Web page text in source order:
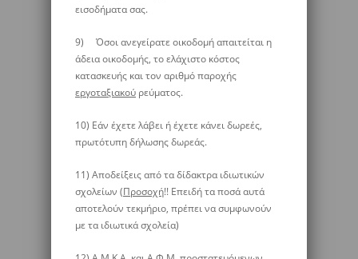
εισοδήματα σας.
9) Όσοι ανεγείρατε οικοδομή απαιτείται η
άδεια οικοδομής, το ελάχιστο κόστος
κατασκευής και τον αριθμό παροχής
εργοταξιακού ρεύματος.
10) Εάν έχετε λάβει ή έχετε κάνει δωρεές,
πρωτότυπη δήλωσης δωρεάς.
11) Αποδείξεις από τα δίδακτρα ιδιωτικών
σχολείων (Προσοχή!! Επειδή τα ποσά αυτά
αποτελούν τεκμήριο, πρέπει να συμφωνούν
με τα ιδιωτικά σχολεία)